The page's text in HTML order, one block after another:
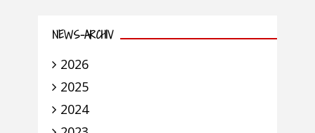
NEWS-ARCHIV
2026
2025
2024